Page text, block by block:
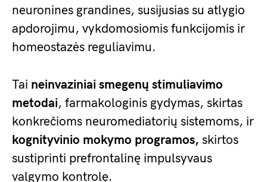
neuronines grandines, susijusias su atlygio
apdorojimu, vykdomosiomis funkcijomis ir
homeostazės reguliavimu.
Tai neinvaziniai smegenų stimuliavimo
metodai, farmakologinis gydymas, skirtas
konkrečioms neuromediatorių sistemoms, ir
kognityvinio mokymo programos, skirtos
sustiprinti prefrontalinę impulsyvaus
valgymo kontrolę.